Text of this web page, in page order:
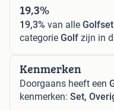
19,3%
19,3% van alle
categorie Golf zijn in
Kenmerken
Doorgaans heeft een
kenmerken: Set,